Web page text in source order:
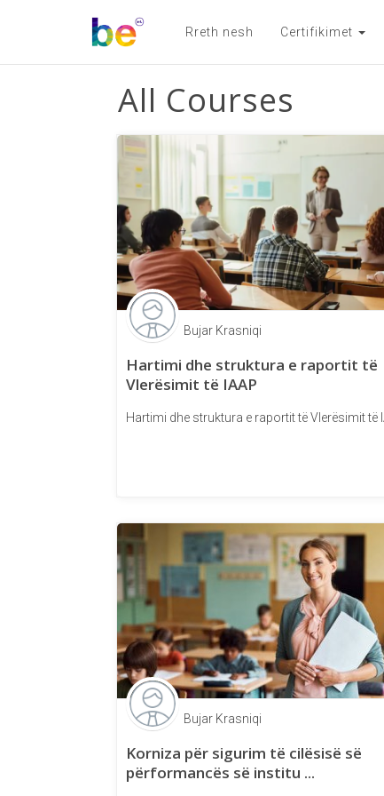
Rreth nesh Certifikimet
All Courses
Bujar Krasniqi
Hartimi dhe struktura e raportit të
Vlerësimit të IAAP
Hartimi dhe struktura e raportit të Vlerësimit të
Bujar Krasniqi
Korniza për sigurim të cilësisë së
përformancës së institu ...